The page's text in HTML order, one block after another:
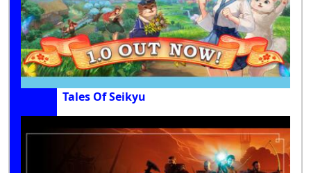
Tales Of Seikyu